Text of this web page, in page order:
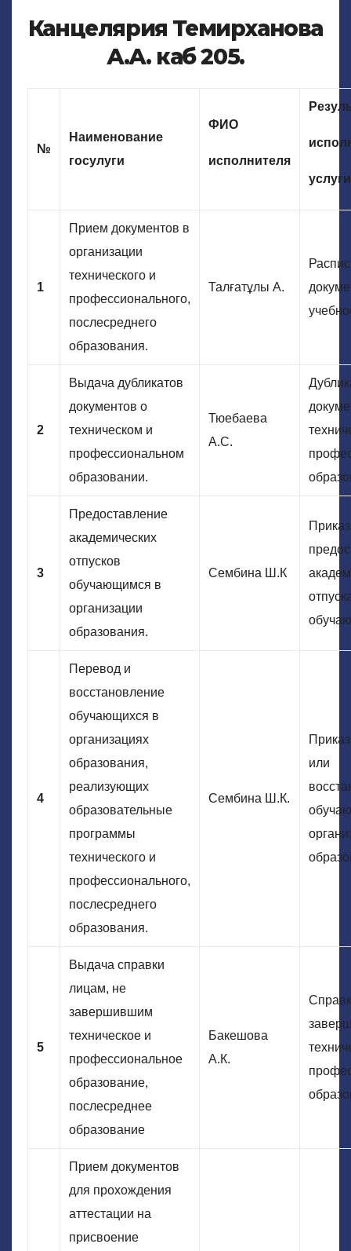
Канцелярия Темирханова
А.А. каб 205.
№
Наименование
госулуги
ФИО
исполнителя
услуги
1
Прием документов в
организации
технического и
профессионального,
послесреднего
образования.
Талғатұлы А.
2
Выдача дубликатов
документов о
техническом и
профессиональном
образовании.
Тюебаева
А.С.
3
Предоставление
академических
отпусков
обучающимся в
организации
образования.
Сембина Ш.К
Приказ
4
Перевод и
восстановление
обучающихся в
организациях
образования,
реализующих
образовательные
программы
технического и
профессионального,
послесреднего
образования.
Сембина Ш.К.
или
5
Выдача справки
лицам, не
завершившим
техническое и
профессиональное
образование,
послесреднее
образование
Бакешова
А.К.
Прием документов
для прохождения
аттестации на
присвоение